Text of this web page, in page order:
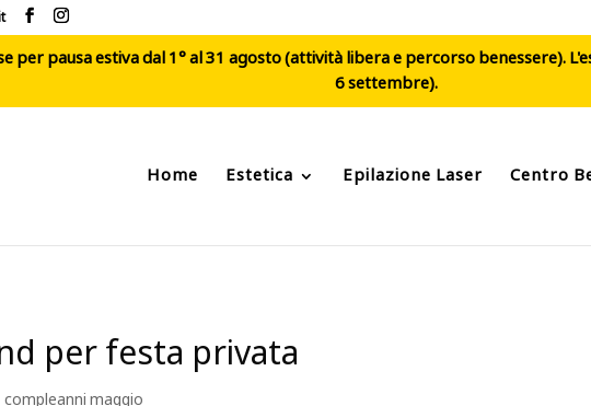
per pausa estiva dal 1° al 31 agosto (attività libera e percorso benessere).
6 settembre).
Home Estetica Epilazione Laser Centro
per festa privata
compleanni maggio